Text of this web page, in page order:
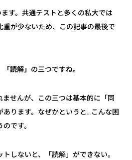
す。共通テストと多くの私大では
重が少ないため、この記事の最後で
読解」 の三つですね。
せんが、この三つは基本的に「同
ります。なぜかというと…こんな困
です。
トしないと、「読解」ができない。